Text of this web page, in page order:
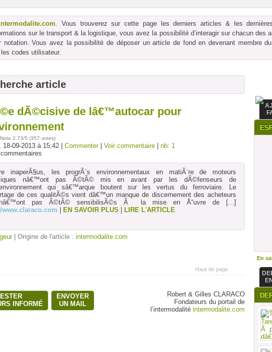
. Vous trouverez sur cette page les derniers articles & les
sur le transport & la logistique, vous avez la possibilité d’interagir sur chacun des
Vous avez la possibilité de déposer un article de fond en devenant membre
les codes utilisateur.
article
dÃ©cisive de lâ€™autocar pour
Note 2.73/5 (357 votes)
, 18-09-2013 à 15:42 | Commenter| Voir commentaire nb: 1
inaperÃ§us, les progrÃ¨s environnementaux en matiÃ¨re de moteurs
nâ€™ont pas Ã©tÃ© mis en avant par les dÃ©fenseurs de
qui sâ€™arque boutent sur les vertus du ferroviaire. Le
de ces qualitÃ©s vient dâ€™un manque de discernement des acheteurs
pas Ã©tÃ© sensibilisÃ©s Ã la mise en Å“uvre de [...]
www.claraco.com
EN SAVOIR PLUS LIRE L'ARTICLE
| Origine de l'article : intermodalite.com
Haut de page
INFORMÉ
ENVOYER
UN MAIL
Robert & Gilles CLARACO
Fondateurs du portail de
l’intermodalité intermodalite.com
En